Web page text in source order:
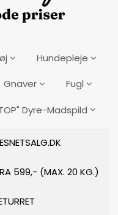
Hundepleje
Gnaver Fugl
Dyre-Madspild
599,- (MAX. 20 KG.)